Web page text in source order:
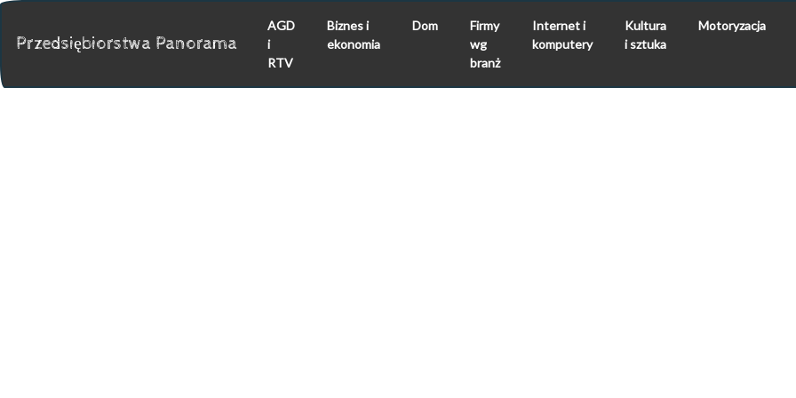
Przedsiębiorstwa Panorama
AGD
i
RTV
Biznes i
ekonomia
Dom
Firmy
wg
branż
Internet i
komputery
Kultura
i sztuka
Motoryzacja